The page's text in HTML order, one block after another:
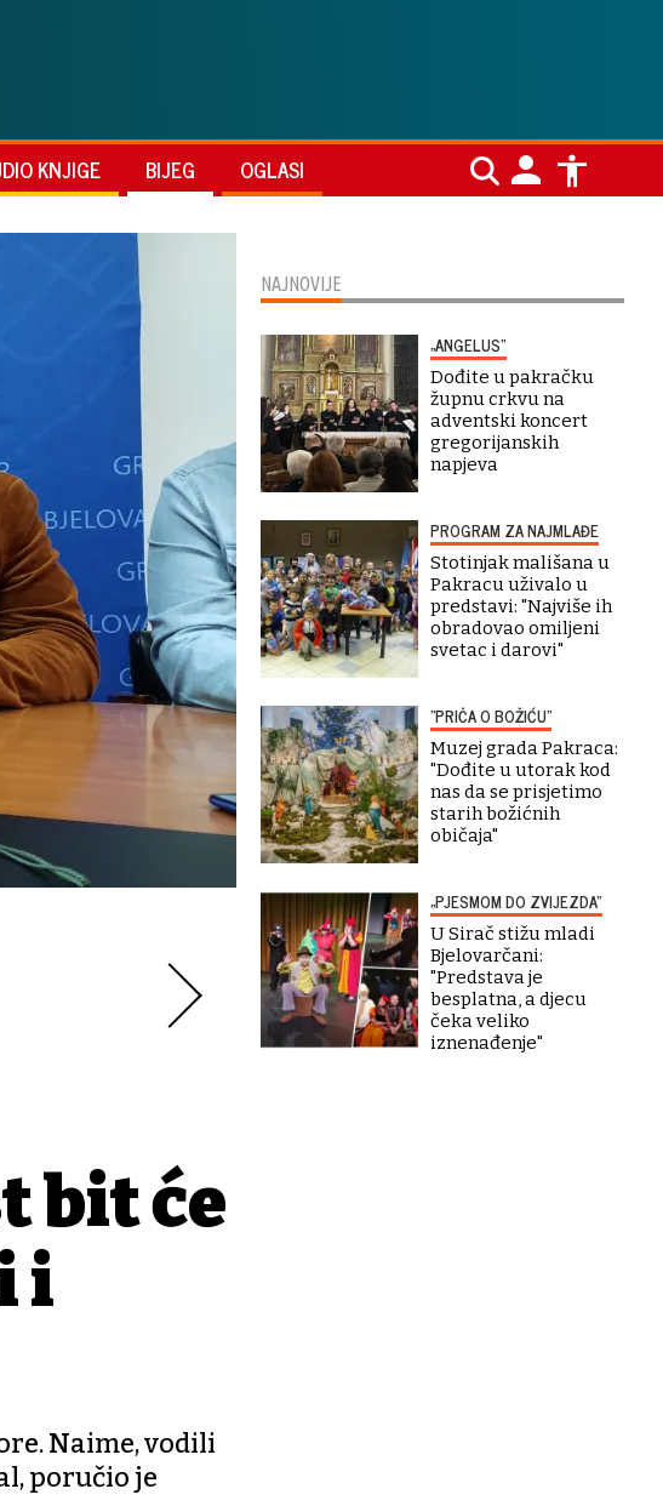
KNJIGE BIJEG OGLASI
bit će
i
Naime, vodili
poručio je
NAJNOVIJE
„ANGELUS“
Dođite u pakračku
župnu crkvu na
adventski koncert
gregorijanskih
napjeva
PROGRAM ZA NAJMLAĐE
Stotinjak mališana u
Pakracu uživalo u
predstavi: "Najviše ih
obradovao omiljeni
svetac i darovi"
"PRIČA O BOŽIĆU"
Muzej grada Pakraca:
"Dođite u utorak kod
nas da se prisjetimo
starih božićnih
običaja"
„PJESMOM DO ZVIJEZDA“
U Sirač stižu mladi
Bjelovarčani:
"Predstava je
besplatna, a djecu
čeka veliko
iznenađenje"